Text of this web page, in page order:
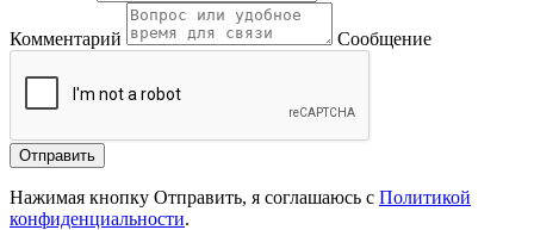
Комментарий Сообщение
Нажимая кнопку Отправить, я соглашаюсь с Политикой
конфиденциальности.